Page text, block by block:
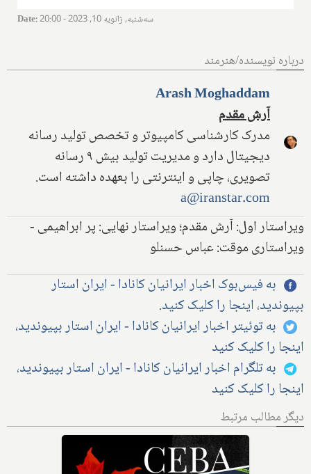
Date: سه‌شنبه, ژانویه 10, 2023 - 20:00
درباره نویسنده/هنرمند
Arash Moghaddam
آرش مقدم
مدرک کارشناسی کامپیوتر و تخصص تولید رسانه
دیجیتال دارد و مدیریت تولید بیش ۹ رسانه
تصویری، چاپی و اینترنتی را بعهده داشته است.
a@iranstar.com
ویراستار اول: آرش مقدم؛ ویراستار نهایی: پر ابراهیمی -
ویراستاری موقت: عباس حسنلو
به فیس‌بوک اخبار ایرانیان کانادا - ایران استار
بپیوندید، اینجا را کلیک کنید.
به توئیتر اخبار ایرانیان کانادا - ایران استار بپیوندید،
اینجا را کلیک کنید
به تلگرام اخبار ایرانیان کانادا - ایران استار بپیوندید،
اینجا را کلیک کنید
دیگر مطالب مرتبط